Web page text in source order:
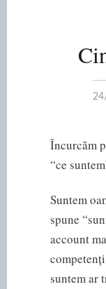
Încurcăm
“ce
Suntem
spune
account
suntem ar